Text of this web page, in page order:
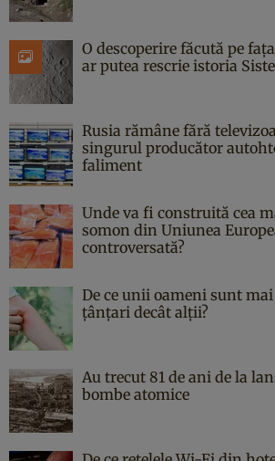
O descoperire făcută pe
ar putea rescrie istoria
Rusia rămâne fără
singurul producător
faliment
Unde va fi construită cea
somon din Uniunea
controversată?
De ce unii oameni sunt
țânțari decât alții?
Au trecut 81 de ani de la
bombe atomice